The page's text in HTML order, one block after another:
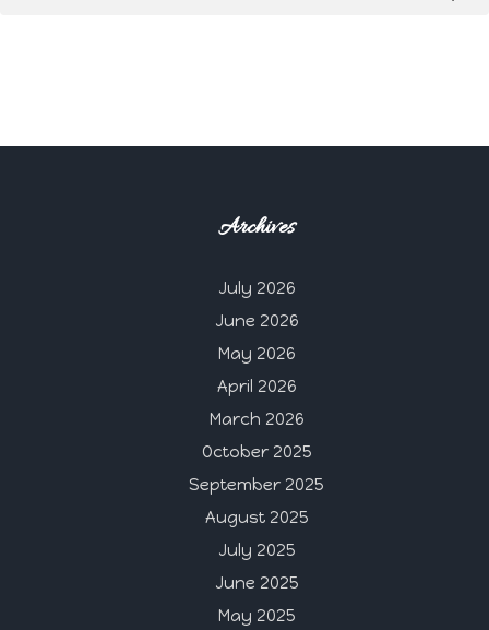
Archives
July 2026
June 2026
May 2026
April 2026
March 2026
October 2025
September 2025
August 2025
July 2025
June 2025
May 2025